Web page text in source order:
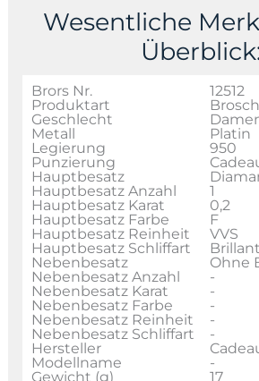
Wesentliche
Brors Nr.
12512
Produktart
Geschlecht
Metall
Platin
Legierung
950
Punzierung
Hauptbesatz
Hauptbesatz Anzahl
1
Hauptbesatz Karat
0,2
Hauptbesatz Farbe
F
Hauptbesatz Reinheit
VVS
Hauptbesatz Schliffart
Nebenbesatz
Ohne
Nebenbesatz Anzahl
-
Nebenbesatz Karat
-
Nebenbesatz Farbe
-
Nebenbesatz Reinheit
-
Nebenbesatz Schliffart
-
Hersteller
Modellname
-
Gewicht (g)
17